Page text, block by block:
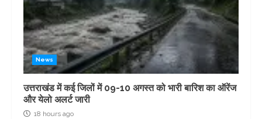
News
उत्तराखंड में कई जिलों में 09-10 अगस्त को भारी बारिश का ऑरेंज
और येलो अलर्ट जारी
18 hours ago